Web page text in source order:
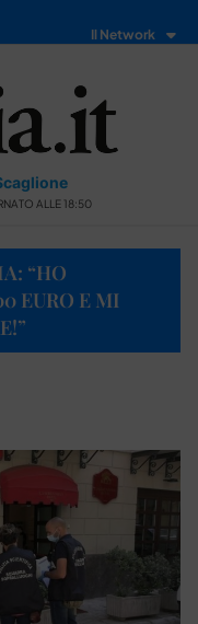
Il Network
ALLE 18:50
“HO
EURO E MI